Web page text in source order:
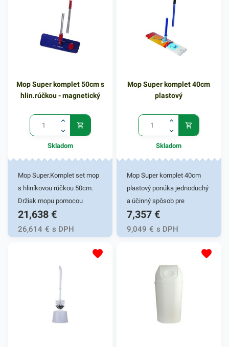
Mop Super komplet 50cm s
hlin.rúčkou - magnetický
Skladom
Mop Super.Komplet set mop
s hliníkovou rúčkou 50cm.
Držiak mopu pomocou
magnetu je určený na všetky
typy kapsových a
univerzálnych mopo.
Perfektná priľnavosť zaručí
spoľahlivé odstránenie
plastovú rúčku pre pohodlný
21,638 €
26,614 € s DPH
Mop Super komplet 40cm
plastový
Skladom
Mop Super komplet 40cm
plastový ponúka jednoduchý
a účinný spôsob pre
vyčistenie podlahy u vás
doma či v práci. Tento mop
disponuje šírkou 40 cm.
zadnej strane kapsy, ktoré
slúžia na nasadenie. Mop má
vysokú odolnosť s dobrým
zachytávaním vody a rôznych
nečistôt. Jeho plastová
7,357 €
9,049 € s DPH